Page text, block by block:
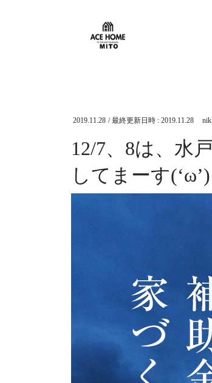
2019.11.28 / 最終更新日時 : 2019.11.28
12/7、8は、水
してまーす